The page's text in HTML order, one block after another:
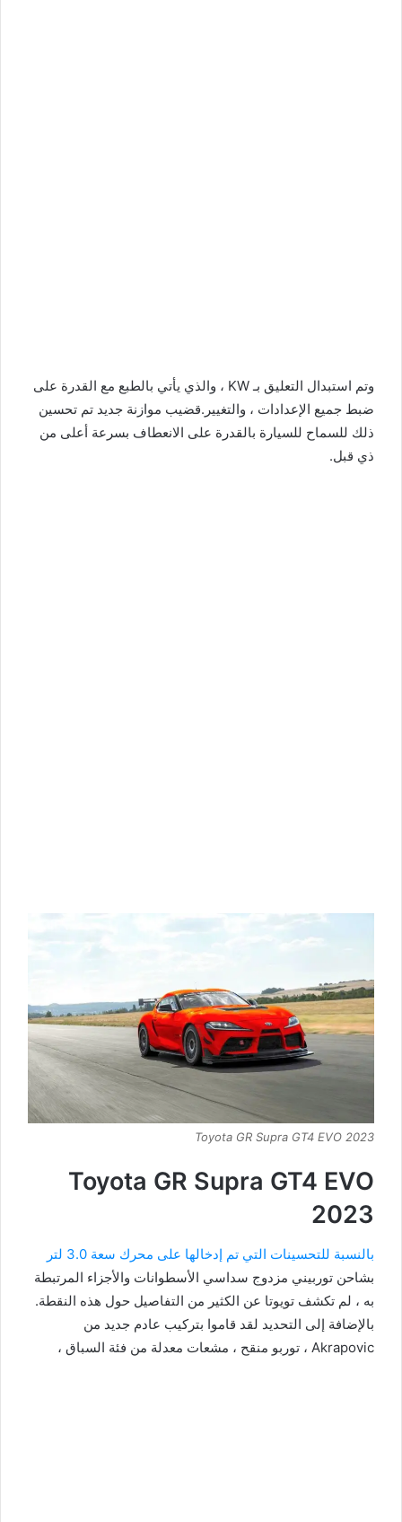
وتم استبدال التعليق بـ KW ، والذي يأتي بالطبع مع القدرة على
ضبط جميع الإعدادات ، والتغيير.قضيب موازنة جديد تم تحسين
ذلك للسماح للسيارة بالقدرة على الانعطاف بسرعة أعلى من
ذي قبل.
Toyota GR Supra GT4 EVO 2023
Toyota GR Supra GT4 EVO
2023
بالنسبة للتحسينات التي تم إدخالها على محرك سعة 3.0 لتر
بشاحن توربيني مزدوج سداسي الأسطوانات والأجزاء المرتبطة
به ، لم تكشف تويوتا عن الكثير من التفاصيل حول هذه النقطة.
بالإضافة إلى التحديد لقد قاموا بتركيب عادم جديد من
Akrapovic ، توربو منقح ، مشعات معدلة من فئة السباق ،